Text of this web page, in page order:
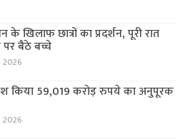
के खिलाफ छात्रों का प्रदर्शन, पूरी रात
बैठे बच्चे
किया 59,019 करोड़ रुपये का अनुपूरक